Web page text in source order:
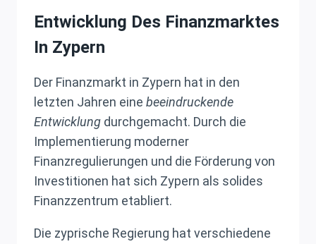
Entwicklung Des Finanzmarktes
In Zypern
Der Finanzmarkt in Zypern hat in den
letzten Jahren eine beeindruckende
Entwicklung durchgemacht. Durch die
Implementierung moderner
Finanzregulierungen und die Förderung von
Investitionen hat sich Zypern als solides
Finanzzentrum etabliert.
Die zyprische Regierung hat verschiedene